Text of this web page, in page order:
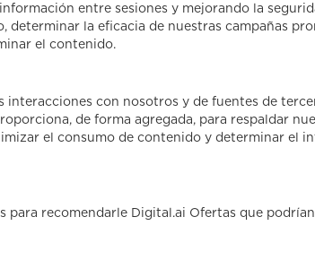
entre sesiones y mejorando la
determinar la eficacia de nuestras campañas
el contenido.
interacciones con nosotros y de fuentes de
de forma agregada, para respaldar
el consumo de contenido y determinar el
para recomendarle Digital.ai Ofertas que